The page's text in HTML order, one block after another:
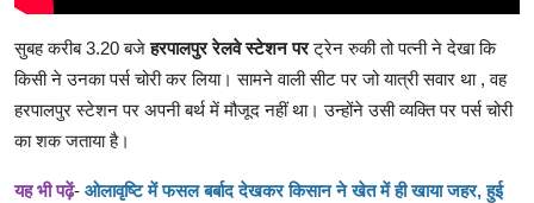
सुबह करीब 3.20 बजेहरपालपुर रेलवे स्टेशन परट्रेन रुकी तो पत्नी ने देखा कि
किसी ने उनका पर्स चोरी कर लिया। सामने वाली सीट पर जो यात्री सवार था , वह
हरपालपुर स्टेशन पर अपनी बर्थ में मौजूद नहीं था। उन्होंने उसी व्यक्ति पर पर्स चोरी
का शक जताया है।
यह भी पढ़ें- ओलावृष्टि में फसल बर्बाद देखकर किसान ने खेत में ही खाया जहर, हुई